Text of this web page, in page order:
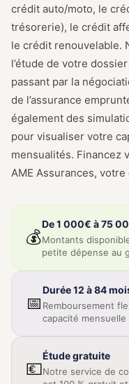
crédit auto/moto, le
trésorerie), le crédit
le crédit renouvelable.
l’étude de votre
passant par la
de l’assurance
également des
pour visualiser votre
mensualités. Financez
AME Assurances,
💰
De 1 000€ à 75
Montants
petite dépense au
📅
Durée 12 à 84
Remboursement
capacité mensuelle
💶
Étude gratuite
Notre service de